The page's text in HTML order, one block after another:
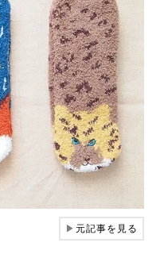
▶元記事を見る